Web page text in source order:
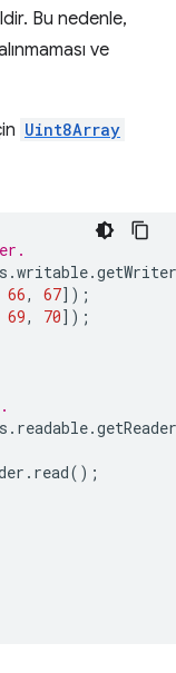
Bu nedenle,
ve
Uint8Array
.writable.getWriter
66, 67]);
69, 70]);
. readable.getReader
. read();